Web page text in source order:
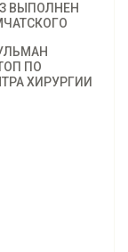
ВЫПОЛНЕН
ПО
ХИРУРГИИ